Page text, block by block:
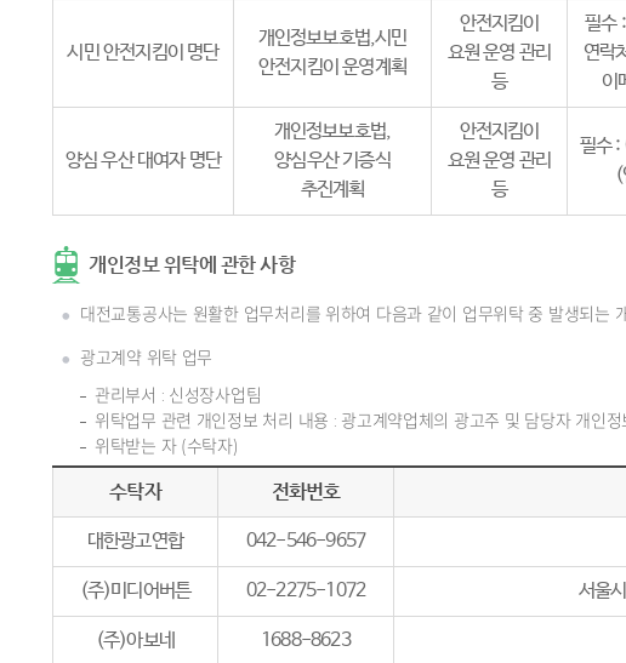
시민 안전지킴이 명단
개인정보보호법,시민
안전지킴이 운영계획
안전지킴이
요원 운영 관리
등
필수
연락
이
양심 우산 대여자 명단
개인정보보호법,
양심우산 기증식
추진계획
안전지킴이
요원 운영 관리
등
필수 :
개인정보 위탁에 관한 사항
대전교통공사는 원활한 업무처리를 위하여 다음과 같이 업무위탁 중 발생되는
광고계약 위탁 업무
관리부서 : 신성장사업팀
위탁업무 관련 개인정보 처리 내용 : 광고계약업체의 광고주 및 담당자 개인정
위탁받는 자 (수탁자)
수탁자 전화번호
대한광고연합 042-546-9657
(주)미디어버튼 02-2275-1072 서울
(주)아보네 1688-8623